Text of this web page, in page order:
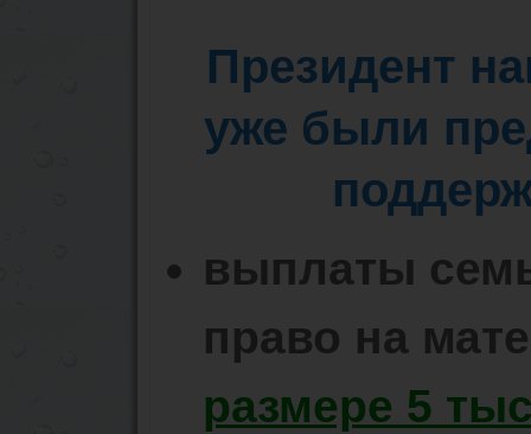
Президент
уже были
выплаты
право на
размере 5